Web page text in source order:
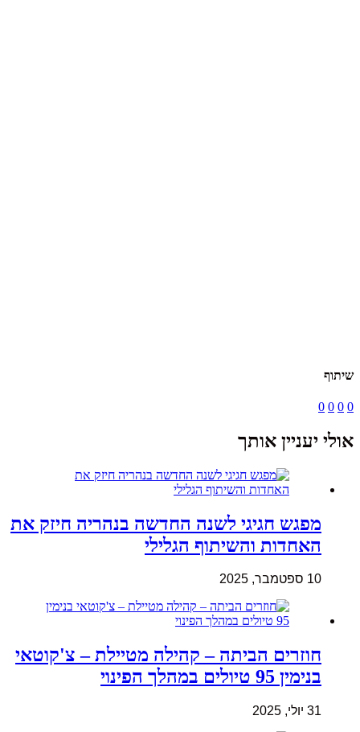
שיתוף
0
0
0
0
אולי יעניין אותך
מפגש חגיגי לשנה החדשה בנהריה חיזק את
האחדות והשיתוף הגלילי
10 ספטמבר, 2025
חוזרים הביתה – קהילה מטיילת – צ'קוטאי
בנימין 95 טיולים במהלך הפינוי
31 יולי, 2025